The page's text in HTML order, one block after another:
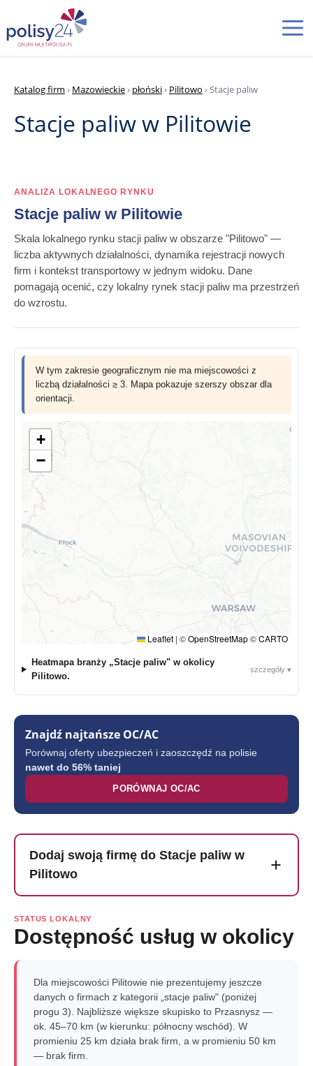
Katalog firm › Mazowieckie› płoński› Pilitowo › Stacje paliw
Stacje paliw w Pilitowie
ANALIZA LOKALNEGO RYNKU
Stacje paliw w Pilitowie
Skala lokalnego rynku stacji paliw w obszarze "Pilitowo" —
liczba aktywnych działalności, dynamika rejestracji nowych
firm i kontekst transportowy w jednym widoku. Dane
pomagają ocenić, czy lokalny rynek stacji paliw ma przestrzeń
do wzrostu.
W tym zakresie geograficznym nie ma miejscowości z
liczbą działalności ≥ 3. Mapa pokazuje szerszy obszar dla
orientacji.
+
−
Leaflet | ©OpenStreetMap©CARTO
Heatmapa branży „Stacje paliw" w okolicy
Pilitowo.
szczegóły ▾
Znajdź najtańsze OC/AC
Porównaj oferty ubezpieczeń i zaoszczędź na polisie
nawet do 56% taniej
PORÓWNAJ OC/AC
Dodaj swoją firmę do Stacje paliw w
Pilitowo
STATUS LOKALNY
Dostępność usług w okolicy
Dla miejscowości Pilitowie nie prezentujemy jeszcze
danych o firmach z kategorii „stacje paliw" (poniżej
progu 3). Najbliższe większe skupisko to Przasnysz —
ok. 45–70 km (w kierunku: północny wschód). W
promieniu 25 km działa brak firm, a w promieniu 50 km
— brak firm.